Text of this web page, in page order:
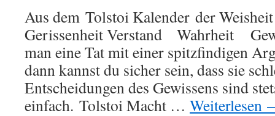
Aus dem Tolstoi Kalender der
Gerissenheit Verstand Wahrheit
man eine Tat mit einer spitzfindigen
dann kannst du sicher sein, dass sie
Entscheidungen des Gewissens sind
einfach. Tolstoi Macht … Weiterlesen